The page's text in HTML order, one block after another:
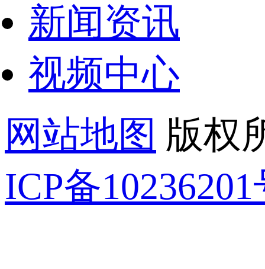
新闻资讯
视频中心
网站地图 版权
ICP备10236201